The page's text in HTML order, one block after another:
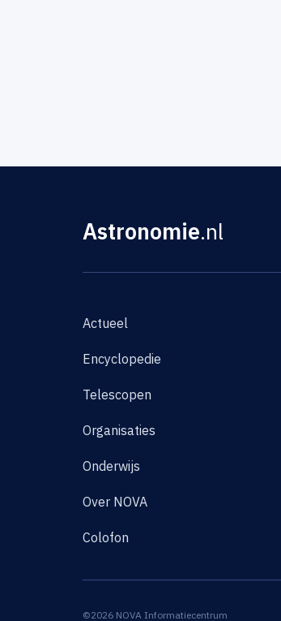
Astronomie.nl
Actueel
Encyclopedie
Telescopen
Organisaties
Onderwijs
Over NOVA
Colofon
©2026 NOVA Informatiecentrum